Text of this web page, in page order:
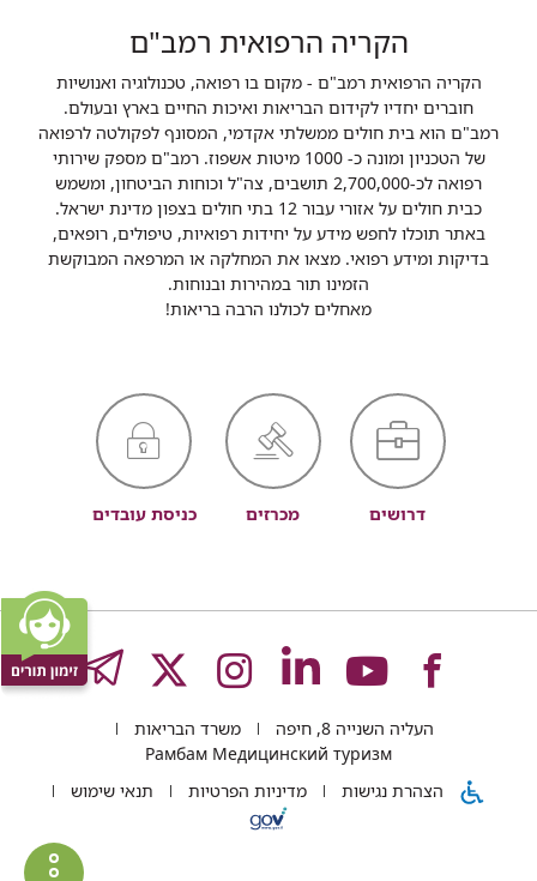
הקריה הרפואית רמב"ם
הקריה הרפואית רמב"ם - מקום בו רפואה, טכנולוגיה ואנושיות
חוברים יחדיו לקידום הבריאות ואיכות החיים בארץ ובעולם.
רמב"ם הוא בית חולים ממשלתי אקדמי, המסונף לפקולטה לרפואה
של הטכניון ומונה כ- 1000 מיטות אשפוז. רמב"ם מספק שירותי
רפואה לכ-2,700,000 תושבים, צה"ל וכוחות הביטחון, ומשמש
כבית חולים על אזורי עבור 12 בתי חולים בצפון מדינת ישראל.
באתר תוכלו לחפש מידע על יחידות רפואיות, טיפולים, רופאים,
בדיקות ומידע רפואי. מצאו את המחלקה או המרפאה המבוקשת
הזמינו תור במהירות ובנוחות.
מאחלים לכולנו הרבה בריאות!
דרושים מכרזים כניסת עובדים
לעמוד
של
לעמוד
של
לעמוד
של
לעמוד
של
לעמוד
של
העליה השנייה 8, חיפה
משרד הבריאות
Рамбам Медицинский туризм
הצהרת נגישות
מדיניות הפרטיות תנאי שימוש